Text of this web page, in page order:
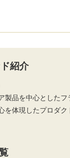
紹介
製品を中心とした
を体現したプロダ